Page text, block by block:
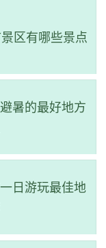
潭水，水清见
景。
区有哪些景点
暑的最好地方
日游玩最佳地